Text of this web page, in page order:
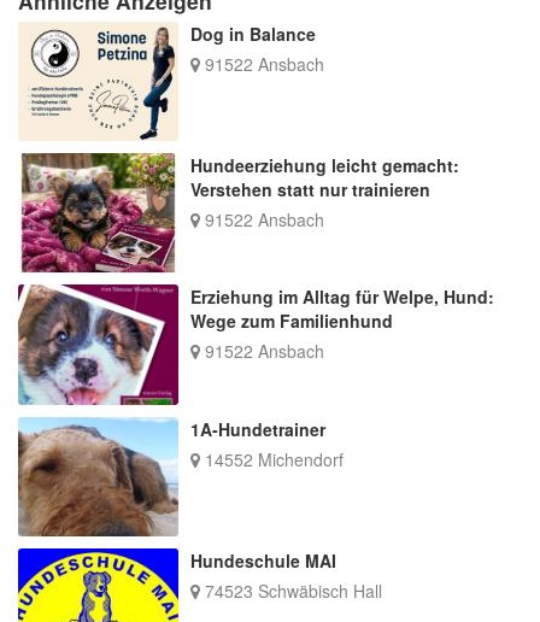
Dog in Balance
91522 Ansbach
Hundeerziehung leicht gemacht:
Verstehen statt nur trainieren
91522 Ansbach
Erziehung im Alltag für Welpe, Hund:
Wege zum Familienhund
91522 Ansbach
1A-Hundetrainer
14552 Michendorf
Hundeschule MAI
74523 Schwäbisch Hall